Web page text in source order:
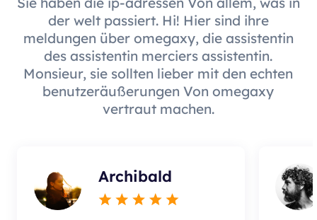
der welt passiert. Hi! Hier sind ihre
meldungen über omegaxy, die assistentin
des assistentin merciers assistentin.
Monsieur, sie sollten lieber mit den echten
benutzeräußerungen Von omegaxy
vertraut machen.
Archibald